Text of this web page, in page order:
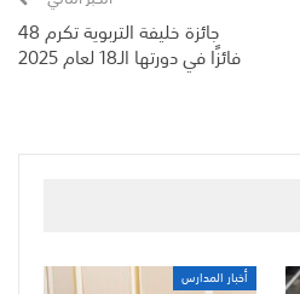
جائزة خليفة التربوية تكرم 48
فائزًا في دورتها الـ18 لعام 2025
أخبار المدارس